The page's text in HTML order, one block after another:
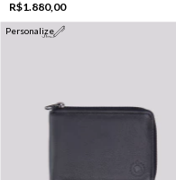
R$1.880,00
Personalize